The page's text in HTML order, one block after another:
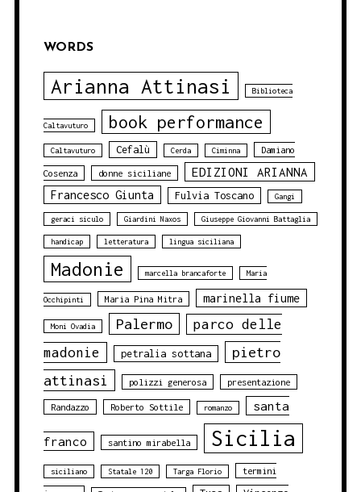
WORDS
Arianna Attinasi Biblioteca
Caltavuturo book performance
Caltavuturo Cefalù Cerda Ciminna Damiano
Cosenza donne siciliane EDIZIONI ARIANNA
Francesco Giunta Fulvia Toscano Gangi
geraci siculo Giardini Naxos Giuseppe Giovanni Battaglia
handicap letteratura lingua siciliana
Madonie marcella brancaforte Maria
Occhipinti Maria Pina Mitra marinella fiume
Moni Ovadia Palermo
parco delle
madonie
petralia sottana
pietro
attinasi
polizzi generosa presentazione
Randazzo Roberto Sottile romanzo santa
franco santino mirabella Sicilia
siciliano Statale 120 Targa Florio termini